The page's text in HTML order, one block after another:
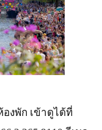
งพัก เข้าดูได้ที่